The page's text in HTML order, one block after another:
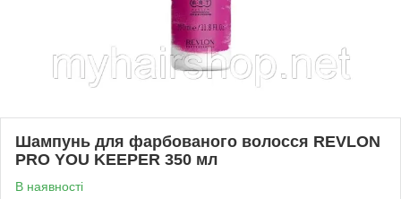
Шампунь для фарбованого волосся REVLON
PRO YOU KEEPER 350 мл
В наявності